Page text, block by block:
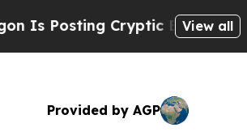
Cryptic Biblical View all
Provided by AGP